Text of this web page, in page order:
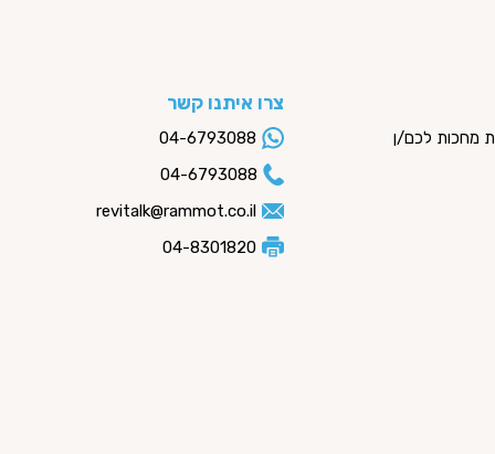
מחכות לכם/ן
צרו איתנו קשר
04-6793088
04-6793088
revitalk@rammot.co.il
04-8301820